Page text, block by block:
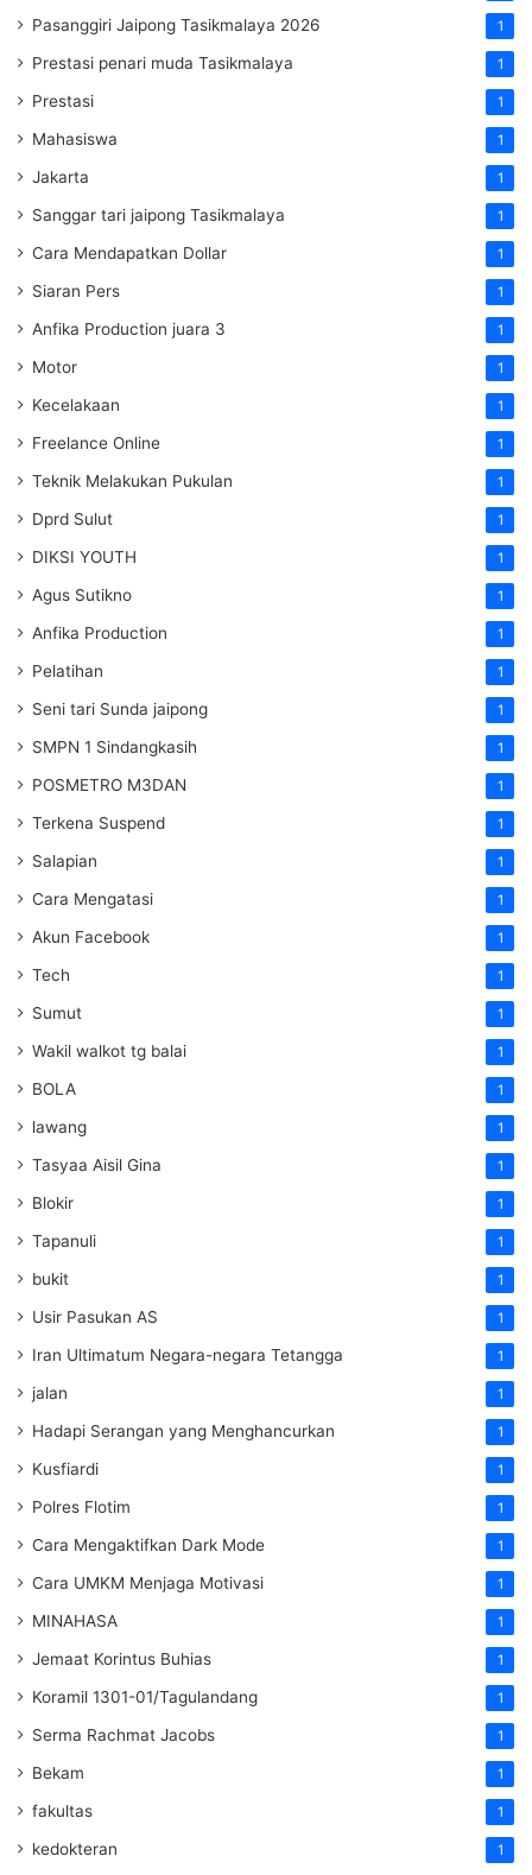
Pasanggiri Jaipong Tasikmalaya 2026 1
Prestasi penari muda Tasikmalaya 1
Prestasi 1
Mahasiswa 1
Jakarta 1
Sanggar tari jaipong Tasikmalaya 1
Cara Mendapatkan Dollar 1
Siaran Pers 1
Anfika Production juara 3 1
Motor 1
Kecelakaan 1
Freelance Online 1
Teknik Melakukan Pukulan 1
Dprd Sulut 1
DIKSI YOUTH 1
Agus Sutikno 1
Anfika Production 1
Pelatihan 1
Seni tari Sunda jaipong 1
SMPN 1 Sindangkasih 1
POSMETRO M3DAN 1
Terkena Suspend 1
Salapian 1
Cara Mengatasi 1
Akun Facebook 1
Tech 1
Sumut 1
Wakil walkot tg balai 1
BOLA 1
lawang 1
Tasyaa Aisil Gina 1
Blokir 1
Tapanuli 1
bukit 1
Usir Pasukan AS 1
Iran Ultimatum Negara-negara Tetangga 1
jalan 1
Hadapi Serangan yang Menghancurkan 1
Kusfiardi 1
Polres Flotim 1
Cara Mengaktifkan Dark Mode 1
Cara UMKM Menjaga Motivasi 1
MINAHASA 1
Jemaat Korintus Buhias 1
Koramil 1301-01/Tagulandang 1
Serma Rachmat Jacobs 1
Bekam 1
fakultas 1
kedokteran 1